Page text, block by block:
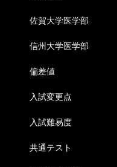
佐賀大学医学部
信州大学医学部
偏差値
入試変更点
入試難易度
共通テスト